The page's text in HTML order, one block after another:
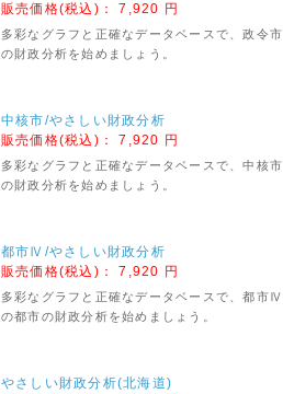
販売価格(税込)：7,920 円
多彩なグラフと正確なデータベースで、政令市
の財政分析を始めましょう。
中核市/やさしい財政分析
販売価格(税込)：7,920 円
多彩なグラフと正確なデータベースで、中核市
の財政分析を始めましょう。
都市Ⅳ/やさしい財政分析
販売価格(税込)：7,920 円
多彩なグラフと正確なデータベースで、都市Ⅳ
の都市の財政分析を始めましょう。
やさしい財政分析(北海道)